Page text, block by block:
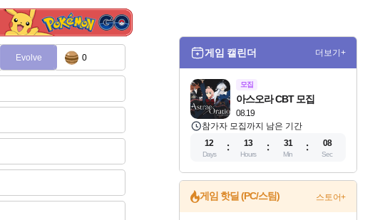
Evolve 0 게임 캘린더 더보기+
모집
08.19
아스오라 CBT 모집
참가자 모집까지 남은 기간
12
Days
13
Hours
31
Min
07
Sec
게임 핫딜 (PC/스팀) 스토어+